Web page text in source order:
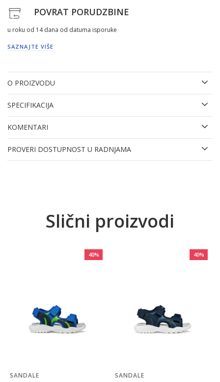
POVRAT PORUDZBINE
u roku od 14 dana od datuma isporuke
SAZNAJTE VIŠE
O PROIZVODU
SPECIFIKACIJA
KOMENTARI
PROVERI DOSTUPNOST U RADNJAMA
Slični proizvodi
40%
SANDALE
40%
SANDALE